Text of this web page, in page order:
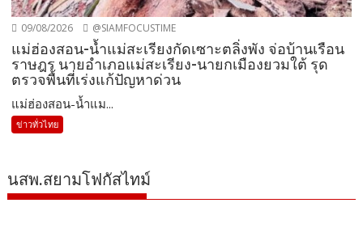
09/08/2026 @SIAMFOCUSTIME
แม่ฮ่องสอน-น้ำแม่สะเรียงกัดเซาะตลิ่งพัง จ่อบ้านเรือน
ราษฎร นายอำเภอแม่สะเรียง-นายกเมืองยวมใต้ รุด
ตรวจพื้นที่เร่งแก้ปัญหาด่วน
แม่ฮ่องสอน-น้ำแม...
ข่าวทั่วไทย
นสพ.สยามโฟกัสไทม์